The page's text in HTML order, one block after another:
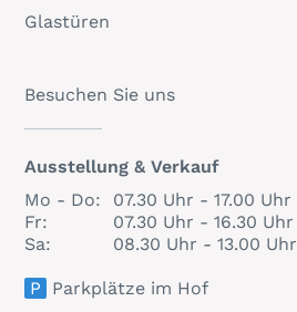
Glastüren
Besuchen Sie uns
Ausstellung & Verkauf
Mo - Do:
07.30 Uhr - 17.00 Uhr
Fr:
07.30 Uhr - 16.30 Uhr
Sa:
08.30 Uhr - 13.00 Uhr
P Parkplätze im Hof